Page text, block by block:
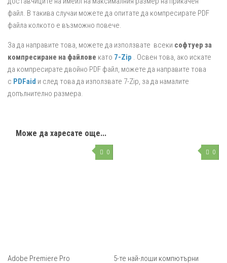
файл. В такива случаи можете да опитате да компресирате PDF
файла колкото е възможно повече.
За да направите това, можете да използвате всеки софтуер за
компресиране на файлове като 7-Zip . Освен това, ако искате
да компресирате двойно PDF файл, можете да направите това
с PDFaid и след това да използвате 7-Zip, за да намалите
допълнително размера.
Може да харесате още...
0
Adobe Premiere Pro
0
5-те най-лоши компютърни